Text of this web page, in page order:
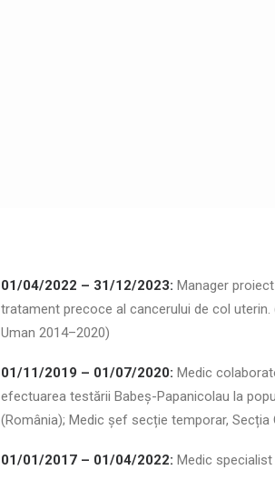
01/04/2022 – 31/12/2023: Manager
tratament precoce al cancerului de col
Uman 2014–2020)
01/11/2019 – 01/07/2020: Medic
efectuarea testării Babeș-Papanicolau la
(România); Medic șef secție temporar,
01/01/2017 – 01/04/2022: Medic